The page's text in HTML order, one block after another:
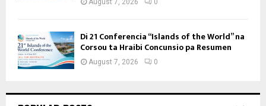
August 7, 2026 0
Di 21 Conferencia “Islands of the World” na
Corsou ta Hraibi Concunsio pa Resumen
August 7, 2026 0